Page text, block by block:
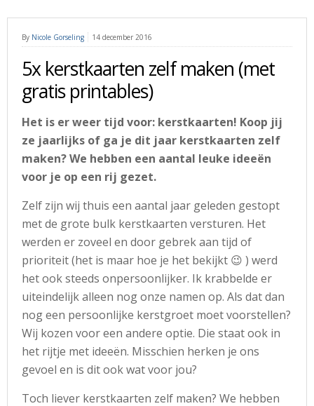
By Nicole Gorseling 14 december 2016
5x kerstkaarten zelf maken (met
gratis printables)
Het is er weer tijd voor: kerstkaarten! Koop jij
ze jaarlijks of ga je dit jaar kerstkaarten zelf
maken? We hebben een aantal leuke ideeën
voor je op een rij gezet.
Zelf zijn wij thuis een aantal jaar geleden gestopt
met de grote bulk kerstkaarten versturen. Het
werden er zoveel en door gebrek aan tijd of
prioriteit (het is maar hoe je het bekijkt 😉 ) werd
het ook steeds onpersoonlijker. Ik krabbelde er
uiteindelijk alleen nog onze namen op. Als dat dan
nog een persoonlijke kerstgroet moet voorstellen?
Wij kozen voor een andere optie. Die staat ook in
het rijtje met ideeën. Misschien herken je ons
gevoel en is dit ook wat voor jou?
Toch liever kerstkaarten zelf maken? We hebben